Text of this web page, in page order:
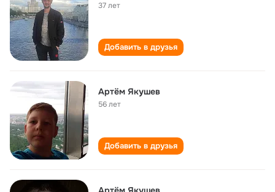
37 лет
Добавить в друзья
Артём Якушев
56 лет
Добавить в друзья